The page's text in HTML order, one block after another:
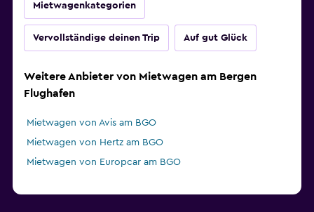
Mietwagenkategorien
Vervollständige deinen Trip Auf gut Glück
Weitere Anbieter von Mietwagen am Bergen
Flughafen
Mietwagen von Avis am BGO
Mietwagen von Hertz am BGO
Mietwagen von Europcar am BGO